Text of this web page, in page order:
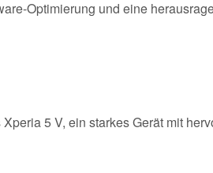
Optimierung und eine
5 V, ein starkes Gerät mit